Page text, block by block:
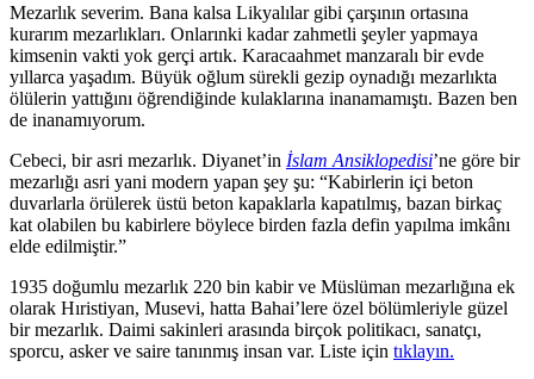
Mezarlık severim. Bana kalsa Likyalılar gibi çarşının ortasına
kurarım mezarlıkları. Onlarınki kadar zahmetli şeyler yapmaya
kimsenin vakti yok gerçi artık. Karacaahmet manzaralı bir evde
yıllarca yaşadım. Büyük oğlum sürekli gezip oynadığı mezarlıkta
ölülerin yattığını öğrendiğinde kulaklarına inanamamıştı. Bazen ben
de inanamıyorum.
Cebeci, bir asri mezarlık. Diyanet’in İslam Ansiklopedisi’ne göre bir
mezarlığı asri yani modern yapan şey şu: “Kabirlerin içi beton
duvarlarla örülerek üstü beton kapaklarla kapatılmış, bazan birkaç
kat olabilen bu kabirlere böylece birden fazla defin yapılma imkânı
elde edilmiştir.”
1935 doğumlu mezarlık 220 bin kabir ve Müslüman mezarlığına ek
olarak Hıristiyan, Musevi, hatta Bahai’lere özel bölümleriyle güzel
bir mezarlık. Daimi sakinleri arasında birçok politikacı, sanatçı,
sporcu, asker ve saire tanınmış insan var. Liste için tıklayın.